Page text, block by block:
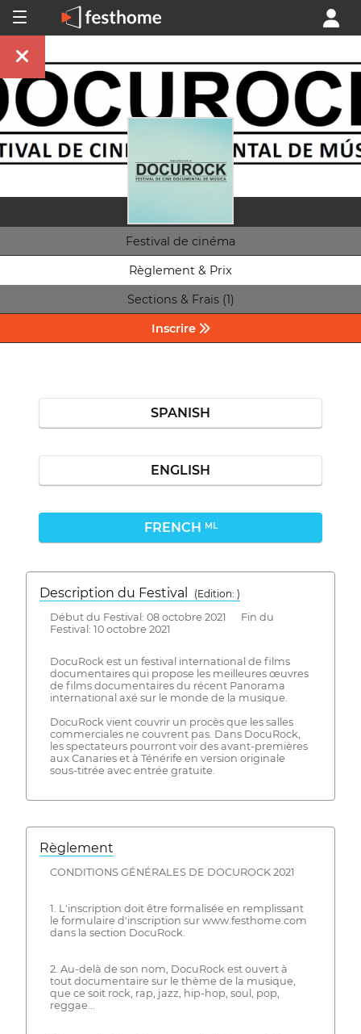
Festival de cinéma
Règlement & Prix
Sections & Frais (1)
Inscrire
SPANISH
ENGLISH
FRENCH ML
Description du Festival
( Edition: )
Début du Festival: 08 octobre 2021 Fin du
Festival: 10 octobre 2021
DocuRock est un festival international de films
documentaires qui propose les meilleures œuvres
de films documentaires du récent Panorama
international axé sur le monde de la musique.
DocuRock vient couvrir un procès que les salles
commerciales ne couvrent pas. Dans DocuRock,
les spectateurs pourront voir des avant-premières
aux Canaries et à Ténérife en version originale
sous-titrée avec entrée gratuite.
Règlement
CONDITIONS GÉNÉRALES DE DOCUROCK 2021
1. L'inscription doit être formalisée en remplissant
le formulaire d'inscription sur www.festhome.com
dans la section DocuRock.
2. Au-delà de son nom, DocuRock est ouvert à
tout documentaire sur le thème de la musique,
que ce soit rock, rap, jazz, hip-hop, soul, pop,
reggae...